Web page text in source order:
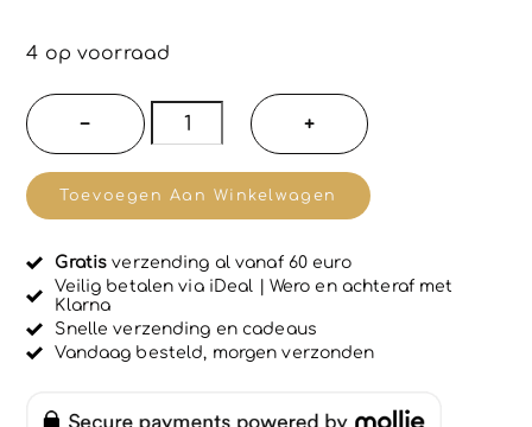
w
r
d
e
r
d
0
i
t
5
4 op voorraad
−
Luxe
Natuurlijk
haarconditioner
en
olie
+
Toevoegen Aan Winkelwagen
Gratis verzending al vanaf 60 euro
Veilig betalen via iDeal | Wero en achteraf met
Klarna
Snelle verzending en cadeaus
Vandaag besteld, morgen verzonden